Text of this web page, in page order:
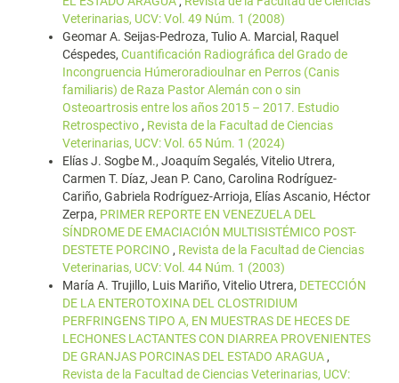
Veterinarias, UCV: Vol. 49 Núm. 1 (2008)
Geomar A. Seijas-Pedroza, Tulio A. Marcial, Raquel
Céspedes, Cuantificación Radiográfica del Grado de
Incongruencia Húmeroradioulnar en Perros (Canis
familiaris) de Raza Pastor Alemán con o sin
Osteoartrosis entre los años 2015 – 2017. Estudio
Retrospectivo , Revista de la Facultad de Ciencias
Veterinarias, UCV: Vol. 65 Núm. 1 (2024)
Elías J. Sogbe M., Joaquím Segalés, Vitelio Utrera,
Carmen T. Díaz, Jean P. Cano, Carolina Rodríguez-
Cariño, Gabriela Rodríguez-Arrioja, Elías Ascanio, Héctor
Zerpa, PRIMER REPORTE EN VENEZUELA DEL
SÍNDROME DE EMACIACIÓN MULTISISTÉMICO POST-
DESTETE PORCINO , Revista de la Facultad de Ciencias
Veterinarias, UCV: Vol. 44 Núm. 1 (2003)
María A. Trujillo, Luis Mariño, Vitelio Utrera, DETECCIÓN
DE LA ENTEROTOXINA DEL CLOSTRIDIUM
PERFRINGENS TIPO A, EN MUESTRAS DE HECES DE
LECHONES LACTANTES CON DIARREA PROVENIENTES
DE GRANJAS PORCINAS DEL ESTADO ARAGUA ,
Revista de la Facultad de Ciencias Veterinarias, UCV: